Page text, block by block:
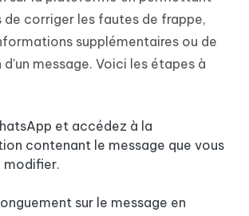
de corriger les fautes de frappe,
supplémentaires ou de
message. Voici les étapes à
et accédez à la
contenant le message que vous
modifier.
sur le message en